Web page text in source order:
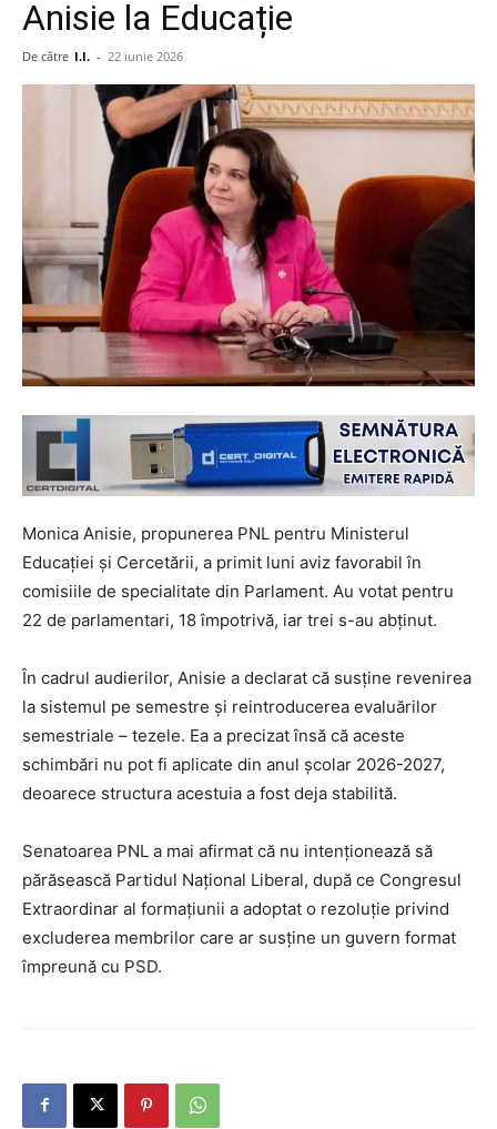
Anisie la Educație
De către I.I. - 22 iunie 2026
Monica Anisie, propunerea PNL pentru Ministerul
Educației și Cercetării, a primit luni aviz favorabil în
comisiile de specialitate din Parlament. Au votat pentru
22 de parlamentari, 18 împotrivă, iar trei s-au abținut.
În cadrul audierilor, Anisie a declarat că susține revenirea
la sistemul pe semestre și reintroducerea evaluărilor
semestriale – tezele. Ea a precizat însă că aceste
schimbări nu pot fi aplicate din anul școlar 2026-2027,
deoarece structura acestuia a fost deja stabilită.
Senatoarea PNL a mai afirmat că nu intenționează să
părăsească Partidul Național Liberal, după ce Congresul
Extraordinar al formațiunii a adoptat o rezoluție privind
excluderea membrilor care ar susține un guvern format
împreună cu PSD.